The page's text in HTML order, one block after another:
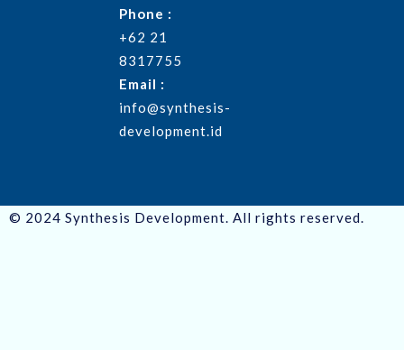
Phone :
+62 21
8317755
Email :
info@synthesis-
development.id
© 2024 Synthesis Development. All rights reserved.